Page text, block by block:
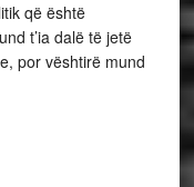
që është
t’ia dalë të jetë
por vështirë mund